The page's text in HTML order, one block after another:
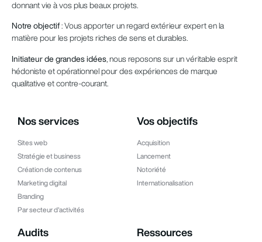
donnant vie à vos plus beaux projets.
Notre objectif: Vous apporter un regard extérieur expert en la
matière pour les projets riches de sens et durables.
Initiateur de grandes idées , nous reposons sur un véritable esprit
hédoniste et opérationnel pour des expériences de marque
qualitative et contre-courant.
Nos services
Sites web
Stratégie et business
Création de contenus
Marketing digital
Branding
Par secteur d'activités
Vos objectifs
Acquisition
Lancement
Notoriété
Internationalisation
Audits Ressources